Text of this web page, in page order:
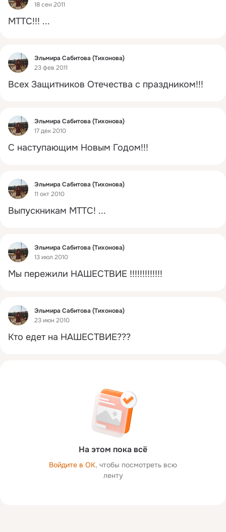
18 сен 2011
МТТС!!! ...
Фид
Эльмира Сабитова (Тихонова)
23 фев 2011
Всех Защитников Отечества с праздником!!!
Фид
Эльмира Сабитова (Тихонова)
17 дек 2010
С наступающим Новым Годом!!!
Фид
Эльмира Сабитова (Тихонова)
11 окт 2010
Выпускникам МТТС! ...
Фид
Эльмира Сабитова (Тихонова)
13 июл 2010
Мы пережили НАШЕСТВИЕ !!!!!!!!!!!!!
Фид
Эльмира Сабитова (Тихонова)
23 июн 2010
Кто едет на НАШЕСТВИЕ???
На этом пока всё
Войдите в ОК, чтобы посмотреть всю
ленту